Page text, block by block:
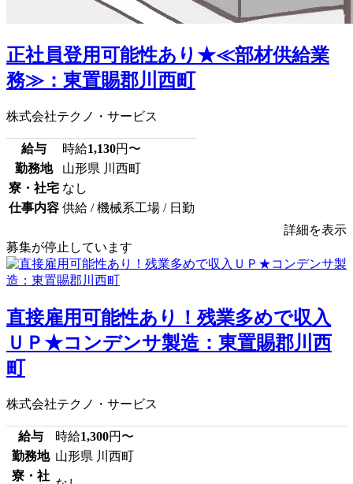
正社員登用可能性あり★≪部材供給業
務≫：東置賜郡川西町
株式会社テクノ・サービス
給与 時給1,130円〜
勤務地
山形県 川西町
寮・社宅 なし
仕事内容 供給 / 機械系工場 / 日勤
詳細を表示
募集が停止しています
直接雇用可能性あり！残業多めで収入
ＵＰ★コンデンサ製造：東置賜郡川西
町
株式会社テクノ・サービス
給与 時給1,300円〜
勤務地 山形県 川西町
寮・社